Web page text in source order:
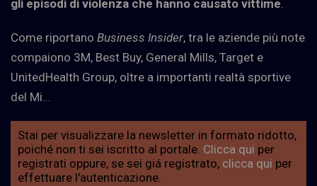
gli episodi di violenza che hanno causato vittime.
Come riportano Business Insider, tra le aziende più note
compaiono 3M, Best Buy, General Mills, Target e
UnitedHealth Group, oltre a importanti realtà sportive
del Mi...
Stai per visualizzare la newsletter in formato ridotto,
poiché non ti sei iscritto al portale. Clicca qui per
registrati oppure, se sei giá registrato, clicca qui per
effettuare l'autenticazione.